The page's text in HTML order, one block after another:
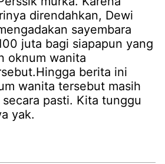
direndahkan, Dewi
sayembara
juta bagi siapapun yang
oknum wanita
berita ini
wanita tersebut masih
pasti. Kita tunggu
yak.